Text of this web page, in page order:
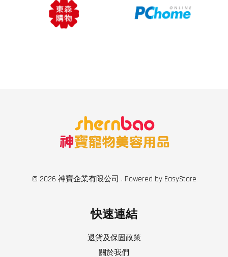
© 2026 神寶企業有限公司 . Powered by EasyStore
快速連結
退貨及保固政策
關於我們